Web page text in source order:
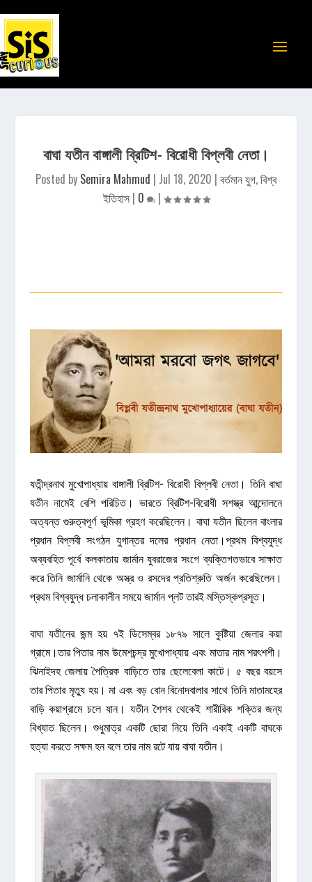
বাঘা যতীন বাঙ্গালী ব্রিটিশ- বিরোধী বিপ্লবী নেতা।
Posted by Semira Mahmud | Jul 18, 2020 | বর্তমান যুগ,বিশ্ব
ইতিহাস| 0 |
যতীন্দ্রনাথ মুখোপাধ্যায় বাঙ্গালী ব্রিটিশ- বিরোধী বিপ্লবী নেতা। তিনিবাঘা
যতীন নামেই বেশি পরিচিত। ভারতে ব্রিটিশ-বিরোধী সশস্ত্র আন্দোলনে
অত্যন্ত গুরুত্বপূর্ণ ভূমিকা গ্রহণ করেছিলেন। বাঘা যতীন ছিলেন বাংলার
প্রধান বিপ্লবী সংগঠন যুগান্তর দলের প্রধান নেতা।প্রথম বিশ্বযুদ্ধ
অব্যবহিত পূর্বে কলকাতায় জার্মান যুবরাজের সংগে ব্যক্তিগতভাবে সাক্ষাত
করে তিনি জার্মানি থেকে অস্ত্র ও রসদের প্রতিশ্রুতি অর্জন করেছিলেন।
প্রথম বিশ্বযুদ্ধ চলাকালীন সময়ে জার্মান প্লট তারই মস্তিস্কপ্রসূত।
বাঘা যতীনের জন্ম হয় ৭ই ডিসেম্বর ১৮৭৯ সালে কুষ্টিয়া জেলার কয়া
গ্রামে।তার পিতার নাম উমেশচন্দ্র মুখোপাধ্যায় এবং মাতার নাম শরৎশশী।
ঝিনাইদহ জেলায় পৈত্রিক বাড়িতে তার ছেলেবেলা কাটে। ৫ বছর বয়সে
তার পিতার মৃত্যু হয়। মা এবং বড় বোন বিনোদবালার সাথে তিনি মাতামহের
বাড়ি কয়াগ্রামে চলে যান। যতীন শৈশব থেকেই শারীরিক শক্তির জন্য
বিখ্যাত ছিলেন। শুধুমাত্র একটি ছোরা নিয়ে তিনি একাই একটি বাঘকে
হত্যা করতে সক্ষম হন বলে তার নাম রটে যায় বাঘা যতীন।